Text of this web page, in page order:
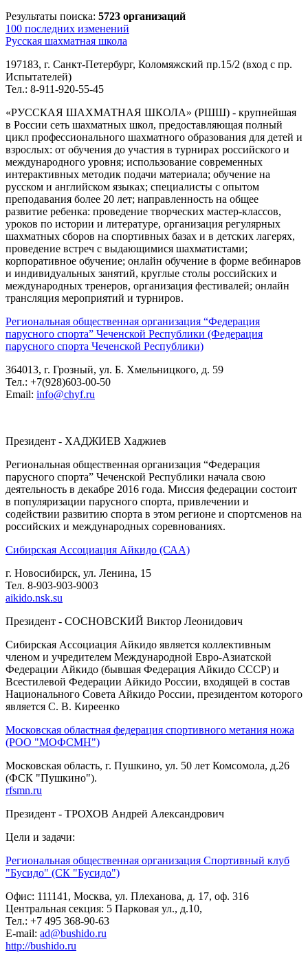
Результаты поиска: 5723 организаций
100 последних изменений
Русская шахматная школа
197183, г. Санкт-Петербург, Коломяжский пр.15/2 (вход с пр.
Испытателей)
Тел.: 8-911-920-55-45
«РУССКАЯ ШАХМАТНАЯ ШКОЛА» (РШШ) - крупнейшая
в России сеть шахматных школ, предоставляющая полный
цикл профессионального шахматного образования для детей и
взрослых: от обучения до участия в турнирах российского и
международного уровня; использование современных
интерактивных методик подачи материала; обучение на
русском и английском языках; специалисты с опытом
преподавания более 20 лет; направленность на общее
развитие ребенка: проведение творческих мастер-классов,
уроков по истории и литературе, организация регулярных
шахматных сборов на спортивных базах и в детских лагерях,
проведение встреч с выдающимися шахматистами;
корпоративное обучение; онлайн обучение в форме вебинаров
и индивидуальных занятий, круглые столы российских и
международных тренеров, организация фестивалей; онлайн
трансляция мероприятий и турниров.
Региональная общественная организация “Федерация
парусного спорта” Чеченской Республики (Федерация
парусного спорта Чеченской Республики)
364013, г. Грозный, ул. Б. Хмельницкого, д. 59
Тел.: +7(928)603-00-50
Email: info@chyf.ru
Президент - ХАДЖИЕВ Хаджиев
Региональная общественная организация “Федерация
парусного спорта” Чеченской Республики начала свою
деятельность в декабре 2016 года. Миссия федерации состоит
в популяризации парусного спорта, привлечении и
содействии развитию спорта в этом регионе и спортсменов на
российских и международных соревнованиях.
Сибирская Ассоциация Айкидо (САА)
г. Новосибирск, ул. Ленина, 15
Тел. 8-903-903-9003
aikido.nsk.su
Президент - СОСНОВСКИЙ Виктор Леонидович
Сибирская Ассоциация Айкидо является коллективным
членом и учредителем Международной Евро-Азиатской
Федерации Айкидо (бывшая Федерация Айкидо СССР) и
Всестилевой Федерации Айкидо России, входящей в состав
Национального Совета Айкидо России, президентом которого
является С. В. Киреенко
Московская областная федерация спортивного метания ножа
(РОО "МОФСМН")
Московская область, г. Пушкино, ул. 50 лет Комсомола, д.26
(ФСК "Пушкино").
rfsmn.ru
Президент - ТРОХОВ Андрей Александрович
Цели и задачи:
Региональная общественная организация Спортивный клуб
"Бусидо" (СК "Бусидо")
Офис: 111141, Москва, ул. Плеханова, д. 17, оф. 316
Центральная секция: 5 Парковая ул., д.10,
Тел.: +7 495 368-90-63
E-mail: ad@bushido.ru
http://bushido.ru